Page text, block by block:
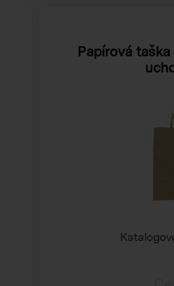
Papírová